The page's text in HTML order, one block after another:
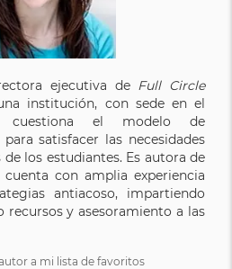
ejecutiva deFull Circle
institución, con sede en el
cuestiona el modelo de
satisfacer las necesidades
los estudiantes. Es autora de
con amplia experiencia
antiacoso, impartiendo
y asesoramiento a las
a mi lista de favoritos